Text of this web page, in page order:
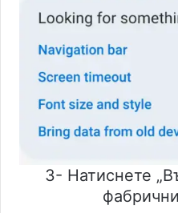
3- Натиснете